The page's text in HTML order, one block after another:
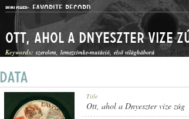
PUBLISHER: FAVORITE RECORD
RECORD NUMBER: 1-025612
Ott, ahol a Dnyeszter vize
Keywords: szerelem lemezcímke-mutáció első világháború
Title
Ott, ahol a Dnyeszter vize zúg